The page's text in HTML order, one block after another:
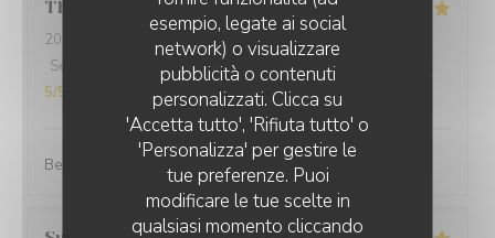
esempio, legate ai social
network) o visualizzare
pubblicità o contenuti
personalizzati. Clicca su
'Accetta tutto', 'Rifiuta tutto' o
'Personalizza' per gestire le
tue preferenze. Puoi
modificare le tue scelte in
qualsiasi momento cliccando
Thomas
2025-12-31
- 20:00 - Ospiti 2
Servizio
Atmosfera:5/5 Cucina:5/5 Qualità / Prezzo
5/5
Best cuisine in old Nice.